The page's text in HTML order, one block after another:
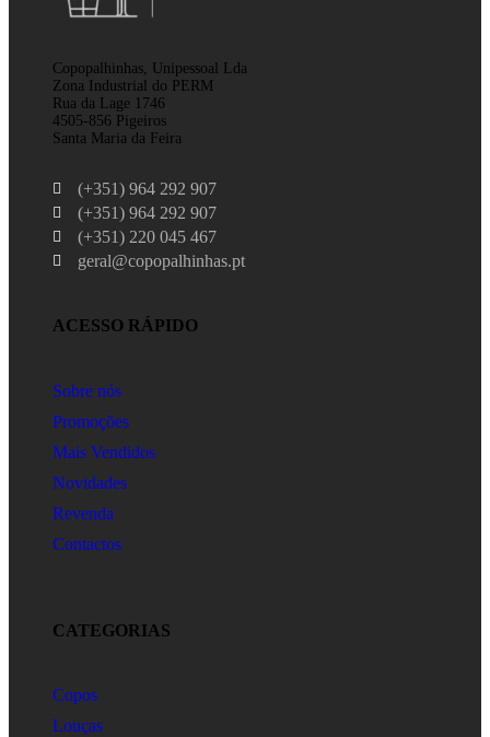
Copopalhinhas, Unipessoal Lda
Zona Industrial do PERM
Rua da Lage 1746
4505-856 Pigeiros
Santa Maria da Feira
(+351) 964 292 907
(+351) 964 292 907
(+351) 220 045 467
geral@copopalhinhas.pt
ACESSO RÁPIDO
Sobre nós
Promoções
Mais Vendidos
Novidades
Revenda
Contactos
CATEGORIAS
Copos
Louças